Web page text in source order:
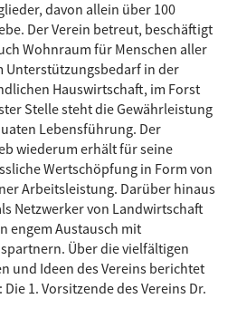
davon allein über 100
Der Verein betreut, beschäftigt
Wohnraum für Menschen aller
Unterstützungsbedarf in der
Hauswirtschaft, im Forst
Stelle steht die Gewährleistung
Lebensführung. Der
wiederum erhält für seine
Wertschöpfung in Form von
Arbeitsleistung. Darüber hinaus
Netzwerker von Landwirtschaft
engem Austausch mit
Über die vielfältigen
und Ideen des Vereins berichtet
1. Vorsitzende des Vereins Dr.